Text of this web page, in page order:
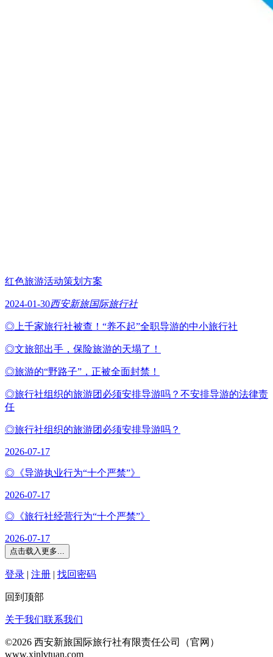
红色旅游活动策划方案
2024-01-30西安新旅国际旅行社
◎上千家旅行社被查！“养不起”全职导游的中小旅行社
◎文旅部出手，保险旅游的天塌了！
◎旅游的“野路子”，正被全面封禁！
◎旅行社组织的旅游团必须安排导游吗？不安排导游的法律责
任
◎旅行社组织的旅游团必须安排导游吗？
2026-07-17
◎《导游执业行为“十个严禁”》
2026-07-17
◎《旅行社经营行为“十个严禁”》
2026-07-17
登录 | 注册 | 找回密码
回到顶部
关于我们联系我们
©2026 西安新旅国际旅行社有限责任公司（官网）
www.xinlvtuan.com